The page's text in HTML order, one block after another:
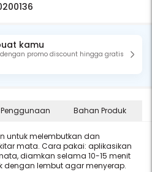
kamu
promo discount hingga gratis
Bahan Produk
untuk melembutkan dan
mata. Cara pakai: aplikasikan
diamkan selama 10-15 menit
dengan lembut agar menyerap.